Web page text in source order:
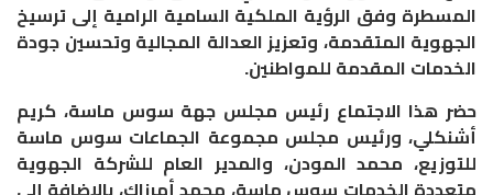
المسطرة وفق الرؤية الملكية السامية الرامية إلى ترسيخ
الجهوية المتقدمة، وتعزيز العدالة المجالية وتحسين جودة
الخدمات المقدمة للمواطنين.
حضر هذا الاجتماع رئيس مجلس جهة سوس ماسة، كريم
أشنكلي، ورئيس مجلس مجموعة الجماعات سوس ماسة
للتوزيع، محمد المودن، والمدير العام للشركة الجهوية
متعددة الخدمات سوس ماسة، محمد أمرزاك، بالإضافة إلى